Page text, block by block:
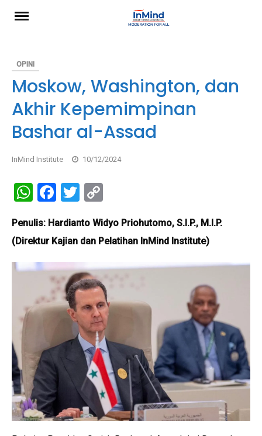
OPINI
Moskow, Washington, dan
Akhir Kepemimpinan
Bashar al-Assad
InMind Institute 10/12/2024
W
at
s
A
p
F
ce
b
o
o
k
T
tt
er
py
Li
n
k
Penulis: Hardianto Widyo Priohutomo, S.I.P., M.I.P.
(Direktur Kajian dan Pelatihan InMind Institute)